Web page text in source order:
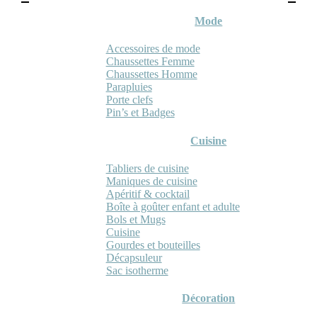
Mode
Accessoires de mode
Chaussettes Femme
Chaussettes Homme
Parapluies
Porte clefs
Pin’s et Badges
Cuisine
Tabliers de cuisine
Maniques de cuisine
Apéritif & cocktail
Boîte à goûter enfant et adulte
Bols et Mugs
Cuisine
Gourdes et bouteilles
Décapsuleur
Sac isotherme
Décoration